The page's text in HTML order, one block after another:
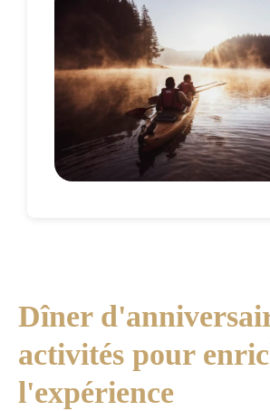
Dîner
activités pour
l'expérience